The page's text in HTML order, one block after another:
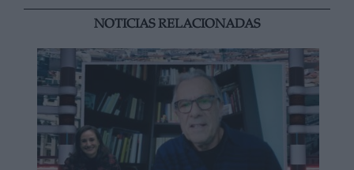
NOTICIAS RELACIONADAS